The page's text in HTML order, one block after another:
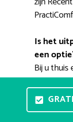
Is het
een
Bij u
helaas
land zijn
liften met